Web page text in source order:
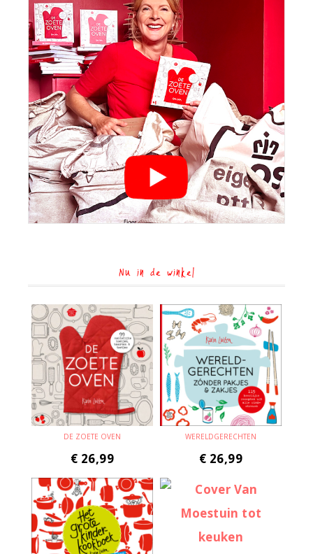
Nu in de winkel
DE ZOETE OVEN
€ 26,99
WERELDGERECHTEN
€ 26,99